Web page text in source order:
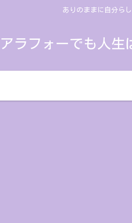
ありのままに自分ら
アラフォーでも人生